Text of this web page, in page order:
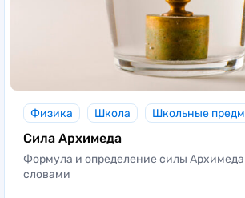
Физика Школа Школьные
Сила Архимеда
Формула и определение силы
словами